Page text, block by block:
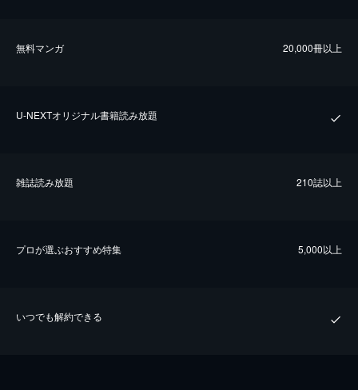
無料マンガ 20,000冊以上
U-NEXTオリジナル書籍読み放題
雑誌読み放題 210誌以上
プロが選ぶおすすめ特集 5,000以上
いつでも解約できる